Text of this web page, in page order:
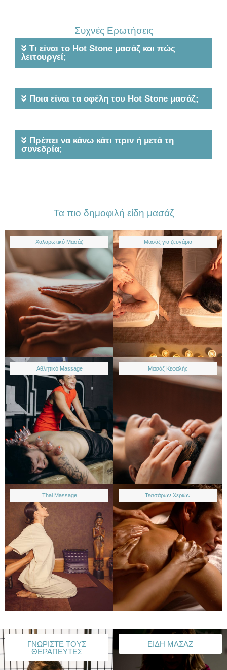
Συχνές Ερωτήσεις
Τι είναι το Hot Stone μασάζ και πώς
λειτουργεί;
Ποια είναι τα οφέλη του Hot Stone μασάζ;
Πρέπει να κάνω κάτι πριν ή μετά τη
συνεδρία;
Τα πιο δημοφιλή είδη μασάζ
Χαλαρωτικό Μασάζ Μασάζ για ζευγάρια
Αθλητικό Massage Μασάζ Κεφαλής
Thai Massage Τεσσάρων Χεριών
ΓΝΩΡΙΣΤΕ ΤΟΥΣ
ΘΕΡΑΠΕΥΤΕΣ
ΕΙΔΗ ΜΑΣΑΖ